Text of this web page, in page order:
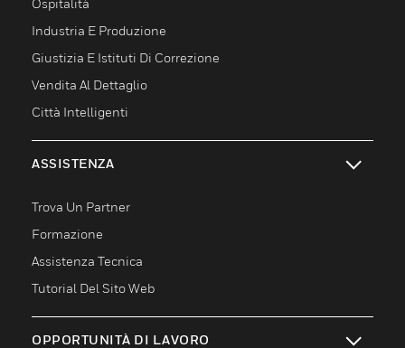
Ospitalità
Industria E Produzione
Giustizia E Istituti Di Correzione
Vendita Al Dettaglio
Città Intelligenti
ASSISTENZA
toggle view
Trova Un Partner
Formazione
Assistenza Tecnica
Tutorial Del Sito Web
OPPORTUNITÀ DI LAVORO